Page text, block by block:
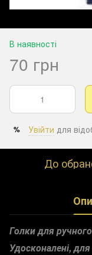
В наявності
70 грн
% Увійти для
До
Голки для
Удосконалені,